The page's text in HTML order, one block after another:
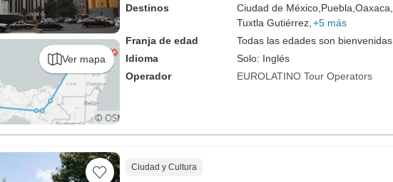
Ver mapa
Destinos
Ciudad de México, Puebla, Oaxaca,
Tuxtla Gutiérrez, +5 más
Franja de edad
Todas las edades son bienvenidas
Idioma
Solo: Inglés
Operador
EUROLATINO Tour Operators
Ciudad y Cultura